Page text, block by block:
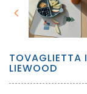

TOVAGLIETTA
LIEWOOD